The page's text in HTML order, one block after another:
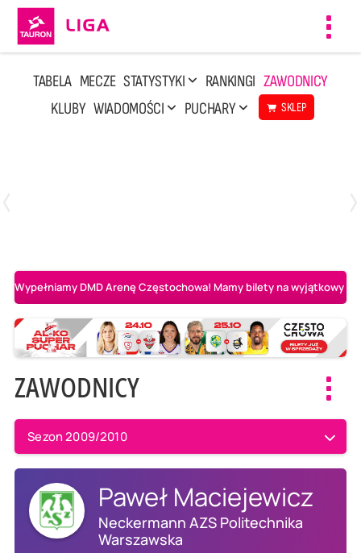
TABELA MECZE STATYSTYKI RANKINGI ZAWODNICY
KLUBY WIADOMOŚCI PUCHARY SKLEP
Wypełniamy DMD Arenę Częstochowa! Mamy bilety na wyjątkowy
ZAWODNICY
Sezon 2009/2010
Paweł Maciejewicz
Neckermann AZS Politechnika
Warszawska